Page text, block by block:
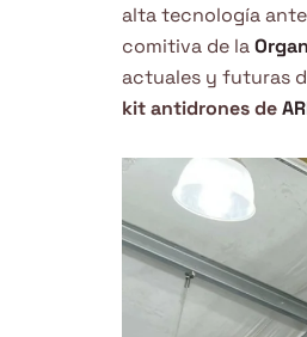
alta tecnología
comitiva de la
actuales y futuras
kit antidrones de